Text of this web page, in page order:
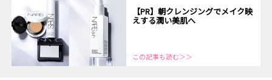
【PR】朝クレンジングでメイク映
えする潤い美肌へ
この記事も読む＞＞